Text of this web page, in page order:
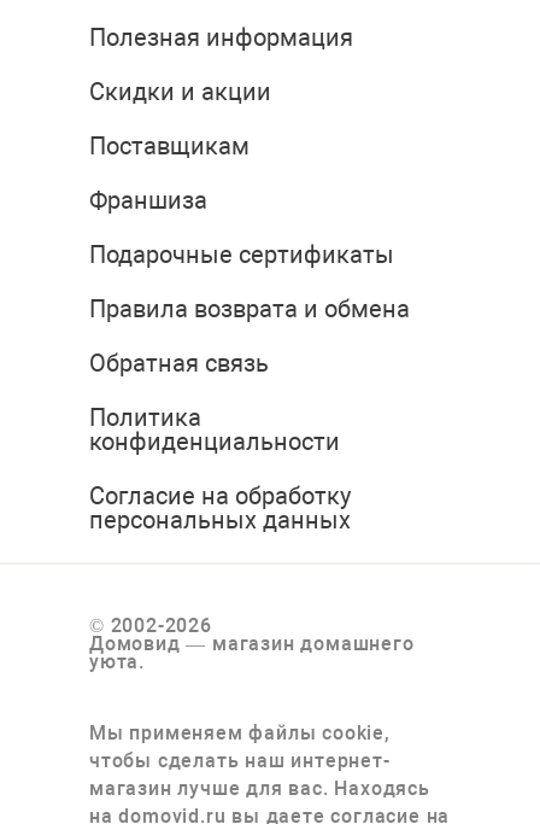
Полезная информация
Скидки и акции
Поставщикам
Франшиза
Подарочные сертификаты
Правила возврата и обмена
Обратная связь
Политика
конфиденциальности
Согласие на обработку
персональных данных
© 2002-2026
Домовид — магазин домашнего
уюта.
Мы применяем файлы cookie,
чтобы сделать наш интернет-
магазин лучше для вас. Находясь
на domovid.ru вы даете согласие на